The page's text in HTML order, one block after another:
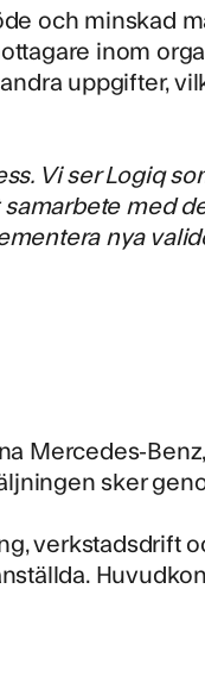
och minskad
inom
uppgifter,
Vi ser Logiq
med
nya
Mercedes-Benz,
sker
verkstadsdrift